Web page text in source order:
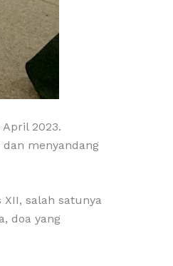
2023.
menyandang
salah satunya
doa yang